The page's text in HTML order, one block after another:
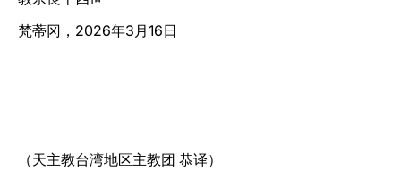
梵蒂冈，2026年3月16日
（天主教台湾地区主教团 恭译）